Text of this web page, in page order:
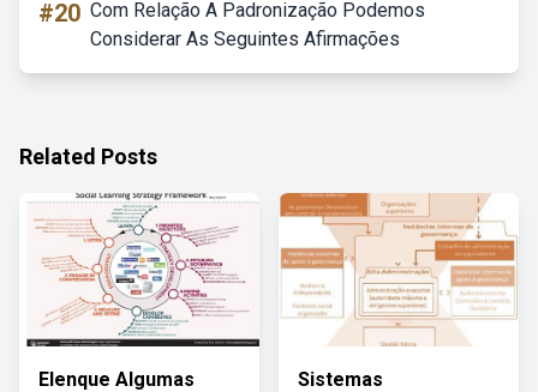
#20 Com Relação A Padronização Podemos
Considerar As Seguintes Afirmações
Related Posts
Elenque Algumas
Sistemas